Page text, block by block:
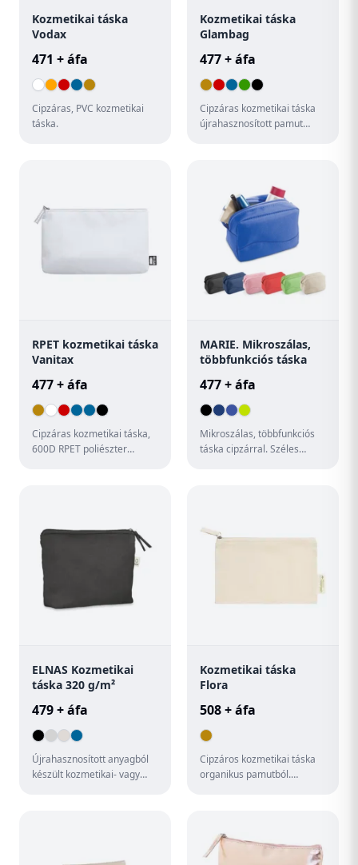
Kozmetikai táska
Vodax
471 + áfa
Cipzáras, PVC kozmetikai
táska.
Kozmetikai táska
Glambag
477 + áfa
Cipzáras kozmetikai táska
újrahasznosított pamut
RPET kozmetikai táska
Vanitax
477 + áfa
Cipzáras kozmetikai táska,
600D RPET poliészter
MARIE. Mikroszálas,
többfunkciós táska
477 + áfa
Mikroszálas, többfunkciós
táska cipzárral. Széles
ELNAS Kozmetikai
táska 320 g/m²
479 + áfa
Újrahasznosított anyagból
készült kozmetikai- vagy
Kozmetikai táska
Flora
508 + áfa
Cipzáros kozmetikai táska
organikus pamutból.